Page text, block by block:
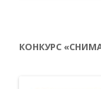
КОНКУРС